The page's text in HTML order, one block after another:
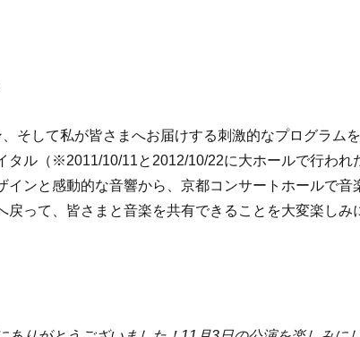
そして私が皆さまへお届けする刺激的なプログラムを
タル（※2011/10/11と2012/10/22に大ホールで行われ
ンと感動的な音響から、京都コンサートホールで音
って、皆さまと音楽を共有できることを大変楽しみ